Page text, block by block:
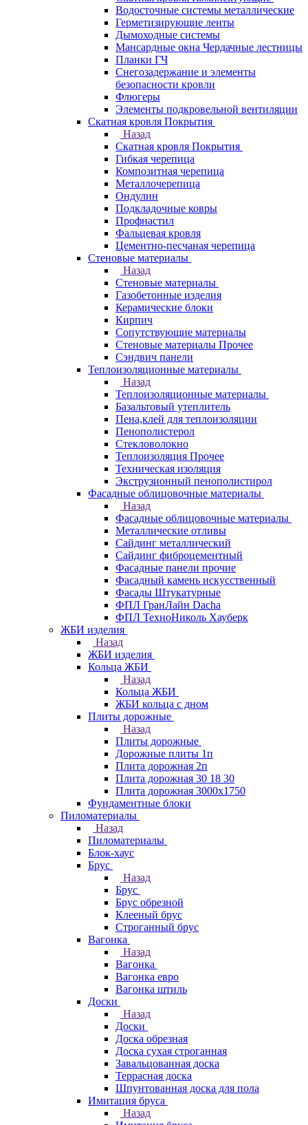
Водосточные системы металлические
Герметизирующие ленты
Дымоходные системы
Мансардные окна Чердачные лестницы
Планки ГЧ
Снегозадержание и элементы
безопасности кровли
Флюгеры
Элементы подкровельной вентиляции
Скатная кровля Покрытия
Назад
Скатная кровля Покрытия
Гибкая черепица
Композитная черепица
Металлочерепица
Ондулин
Подкладочные ковры
Профнастил
Фальцевая кровля
Цементно-песчаная черепица
Стеновые материалы
Назад
Стеновые материалы
Газобетонные изделия
Керамические блоки
Кирпич
Сопутствующие материалы
Стеновые материалы Прочее
Сэндвич панели
Теплоизоляционные материалы
Назад
Теплоизоляционные материалы
Базальтовый утеплитель
Пена,клей для теплоизоляции
Пенополистерол
Стекловолокно
Теплоизоляция Прочее
Техническая изоляция
Экструзионный пенополистирол
Фасадные облицовочные материалы
Назад
Фасадные облицовочные материалы
Металлические отливы
Сайдинг металлический
Сайдинг фиброцементный
Фасадные панели прочие
Фасадный камень искусственный
Фасады Штукатурные
ФПЛ ГранЛайн Dacha
ФПЛ ТехноНиколь Хауберк
ЖБИ изделия
Назад
ЖБИ изделия
Кольца ЖБИ
Назад
Кольца ЖБИ
ЖБИ кольца с дном
Плиты дорожные
Назад
Плиты дорожные
Дорожные плиты 1п
Плита дорожная 2п
Плита дорожная 30 18 30
Плита дорожная 3000х1750
Фундаментные блоки
Пиломатериалы
Назад
Пиломатериалы
Блок-хаус
Брус
Назад
Брус
Брус обрезной
Клееный брус
Строганный брус
Вагонка
Назад
Вагонка
Вагонка евро
Вагонка штиль
Доски
Назад
Доски
Доска обрезная
Доска сухая строганная
Завальцованная доска
Террасная доска
Шпунтованная доска для пола
Имитация бруса
Назад